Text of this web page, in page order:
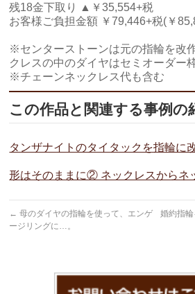
残18金下取り ▲￥35,554+税
お客様ご負担金額 ￥79,446+税(￥
※センターストーンは元の指輪を改
クレスの中のダイヤはセミオーダー
※チェーンネックレス代も含む
この作品と関連する事例の
タンザナイトのタイタックを指輪に
形はそのままに② ネックレスからネ
← 母のダイヤの指輪を使って、エンゲ
ージリングに…。
婚約指